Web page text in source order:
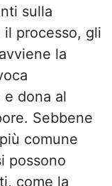
sulla
processo, gli
la
dona al
Sebbene
comune
possono
come la